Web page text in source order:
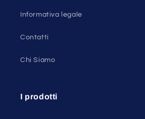
Informativa legale
Contatti
Chi Siamo
I prodotti